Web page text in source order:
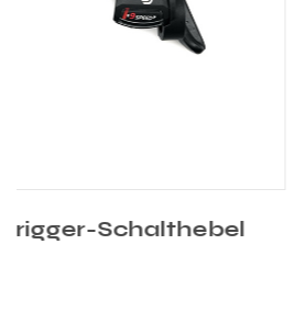
2x8S Fahrrad-Trigger-